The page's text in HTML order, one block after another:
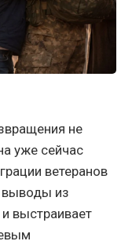
не
уже сейчас
ветеранов
выводы из
выстраивает